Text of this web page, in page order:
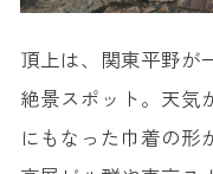
頂上は、関東平野が
絶景スポット。天気
にもなった巾着の形